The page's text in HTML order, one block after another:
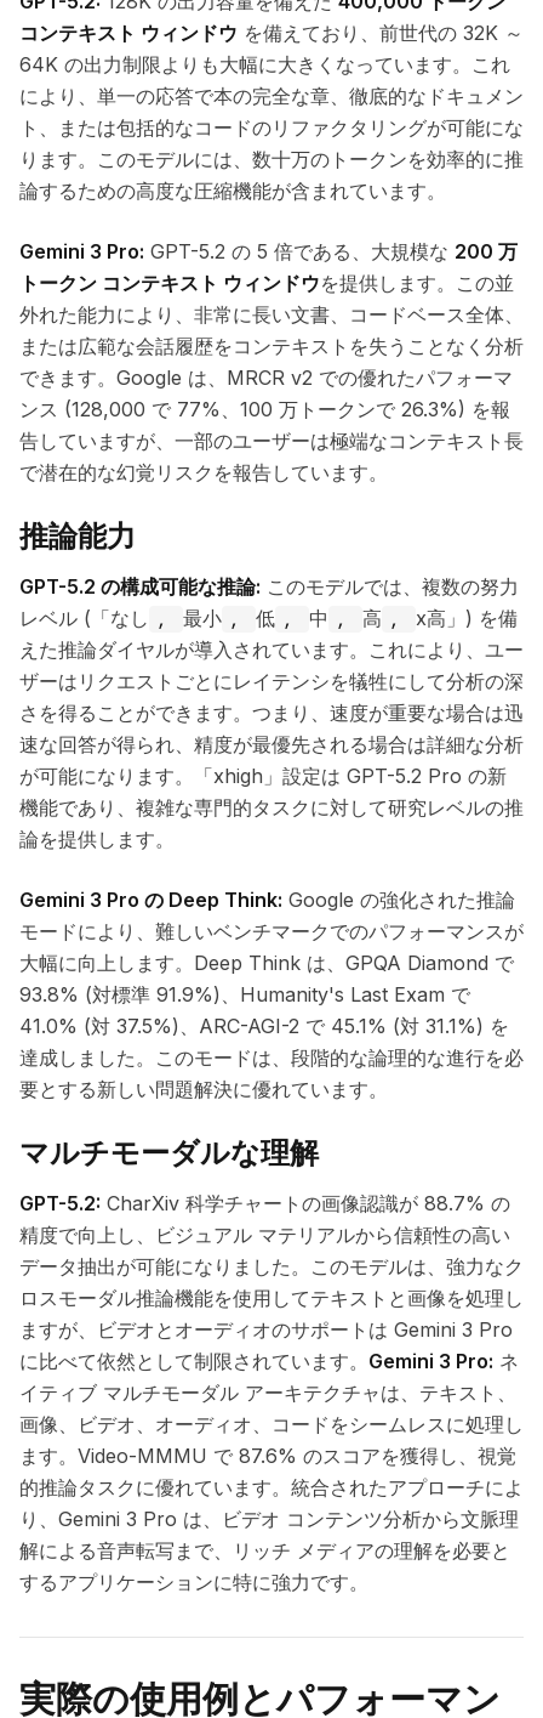
コンテキスト ウィンドウ を備えており、前世代の 32K ～
64K の出力制限よりも大幅に大きくなっています。これ
により、単一の応答で本の完全な章、徹底的なドキュメン
ト、または包括的なコードのリファクタリングが可能にな
ります。このモデルには、数十万のトークンを効率的に推
論するための高度な圧縮機能が含まれています。
Gemini 3 Pro: GPT-5.2 の 5 倍である、大規模な 200 万
トークン コンテキスト ウィンドウを提供します。この並
外れた能力により、非常に長い文書、コードベース全体、
または広範な会話履歴をコンテキストを失うことなく分析
できます。Google は、MRCR v2 での優れたパフォーマ
ンス (128,000 で 77%、100 万トークンで 26.3%) を報
告していますが、一部のユーザーは極端なコンテキスト長
で潜在的な幻覚リスクを報告しています。
推論能力
GPT-5.2 の構成可能な推論: このモデルでは、複数の努力
レベル (「なし
, 最小 , 低 , 中 , 高 ,
x高」) を備
えた推論ダイヤルが導入されています。これにより、ユー
ザーはリクエストごとにレイテンシを犠牲にして分析の深
さを得ることができます。つまり、速度が重要な場合は迅
速な回答が得られ、精度が最優先される場合は詳細な分析
が可能になります。「xhigh」設定は GPT-5.2 Pro の新
機能であり、複雑な専門的タスクに対して研究レベルの推
論を提供します。
Gemini 3 Pro の Deep Think: Google の強化された推論
モードにより、難しいベンチマークでのパフォーマンスが
大幅に向上します。Deep Think は、GPQA Diamond で
93.8% (対標準 91.9%)、Humanity's Last Exam で
41.0% (対 37.5%)、ARC-AGI-2 で 45.1% (対 31.1%) を
達成しました。このモードは、段階的な論理的な進行を必
要とする新しい問題解決に優れています。
マルチモーダルな理解
GPT-5.2: CharXiv 科学チャートの画像認識が 88.7% の
精度で向上し、ビジュアル マテリアルから信頼性の高い
データ抽出が可能になりました。このモデルは、強力なク
ロスモーダル推論機能を使用してテキストと画像を処理し
ますが、ビデオとオーディオのサポートは Gemini 3 Pro
に比べて依然として制限されています。 Gemini 3 Pro: ネ
イティブ マルチモーダル アーキテクチャは、テキスト、
画像、ビデオ、オーディオ、コードをシームレスに処理し
ます。Video-MMMU で 87.6% のスコアを獲得し、視覚
的推論タスクに優れています。統合されたアプローチによ
り、Gemini 3 Pro は、ビデオ コンテンツ分析から文脈理
解による音声転写まで、リッチ メディアの理解を必要と
するアプリケーションに特に強力です。
実際の使用例とパフォーマン